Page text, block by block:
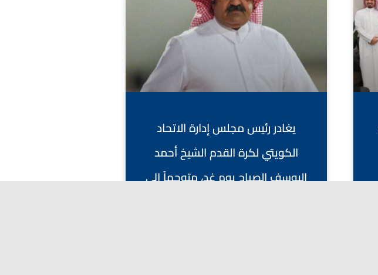
يغادر رئيس مجلس إدارة الاتحاد
الكويتي لكرة القدم الشيخ أحمد
اليوسف الصباح يوم غد، متوجهاً إلى